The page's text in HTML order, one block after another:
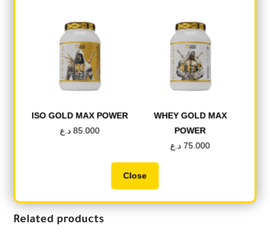
Tweet This Product Share on Facebook
Mail This Product
Related products
ISO GOLD MAX POWER
85.000 د.ع
WHEY GOLD MAX
POWER
75.000 د.ع
Close